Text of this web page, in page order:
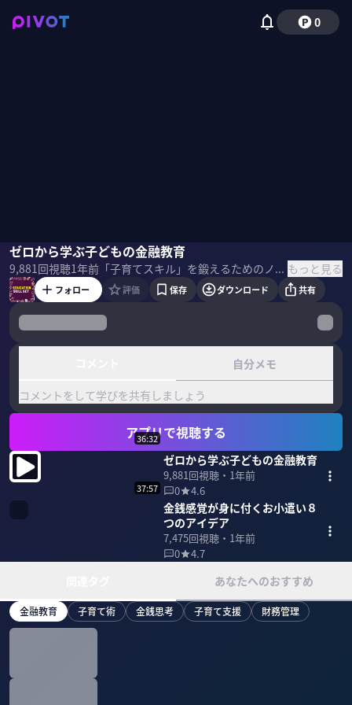
0
ゼロから学ぶ子どもの金融教育
9,881回視聴1年前 「子育てスキル」を鍛えるためのノウハウを各分野のプロが伝授。 FPの谷口達也氏が金融教育を始める年齢・何をすべきかを解説。 ＜ゲスト＞ 谷口達也 元岡三証券・野村證券 マネーシフト代表 ＜目次＞ もっと見る
谷口達也国山ハセン
フォロー 評価 保存 ダウンロード 共有
自分メモ
コメントをして学びを共有しましょう
アプリで視聴する
36:32
ゼロから学ぶ子どもの金融教育
9,881回視聴・ 1年前
0
4.6
37:57
金銭感覚が身に付くお小遣い８
つのアイデア
7,475回視聴・ 1年前
0
4.7
あなたへのおすすめ
金融教育 子育て術 金銭思考 子育て支援 財務管理